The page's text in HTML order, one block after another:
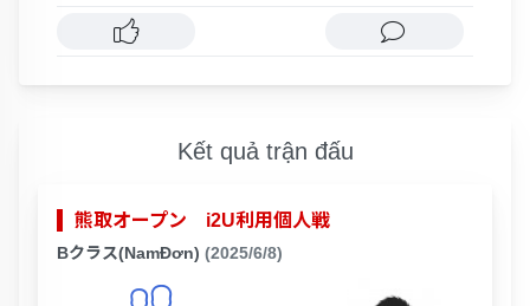
Kết quả trận đấu
熊取オープン i2U利用個人戦
Bクラス(NamĐơn) (2025/6/8)